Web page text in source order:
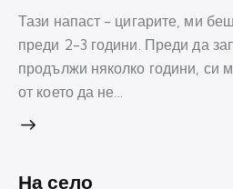
Тази напаст - цигарите, ми
преди 2-3 години. Преди да
продължи няколко години, си
от което да не…
На село